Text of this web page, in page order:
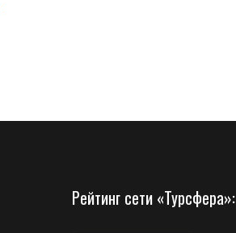
Рейтинг сети «Турсфера»: